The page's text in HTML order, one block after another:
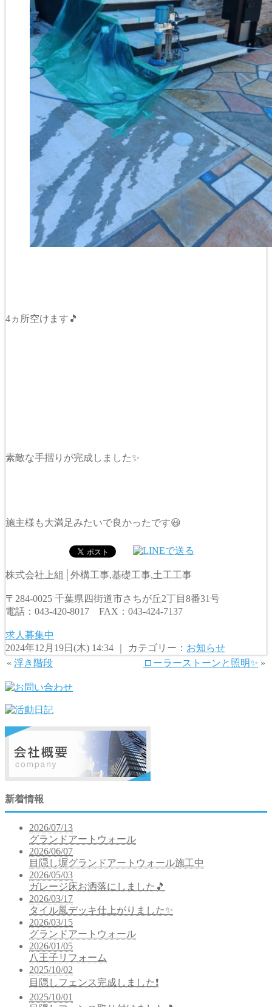
4ヵ所空けます🎵
素敵な手摺りが完成しました✨
施主様も大満足みたいで良かったです😃
株式会社上組│外構工事,基礎工事,土工工事
〒284-0025 千葉県四街道市さちが丘2丁目8番31号
電話：043-420-8017 FAX：043-424-7137
求人募集中
2024年12月19日(木) 14:34 ｜ カテゴリー： お知らせ
« 浮き階段 ローラーストーンと照明✨ »
新着情報
2026/07/13
グランドアートウォール
2026/06/07
目隠し塀グランドアートウォール施工中
2026/05/03
ガレージ床お洒落にしました🎵
2026/03/17
タイル風デッキ仕上がりました✨
2026/03/15
グランドアートウォール
2026/01/05
八王子リフォーム
2025/10/02
目隠しフェンス完成しました❗
2025/10/01